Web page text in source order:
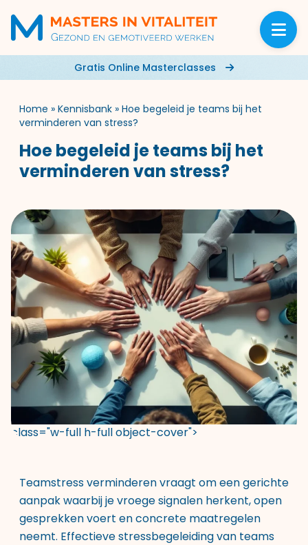
Gratis Online Masterclasses
Home » Kennisbank » Hoe begeleid je teams bij het
verminderen van stress?
Hoe begeleid je teams bij het
verminderen van stress?
class="w-full h-full object-cover">
Teamstress verminderen vraagt om een gerichte
aanpak waarbij je vroege signalen herkent, open
gesprekken voert en concrete maatregelen
neemt. Effectieve stressbegeleiding van teams